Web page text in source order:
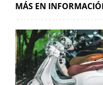
MÁS EN